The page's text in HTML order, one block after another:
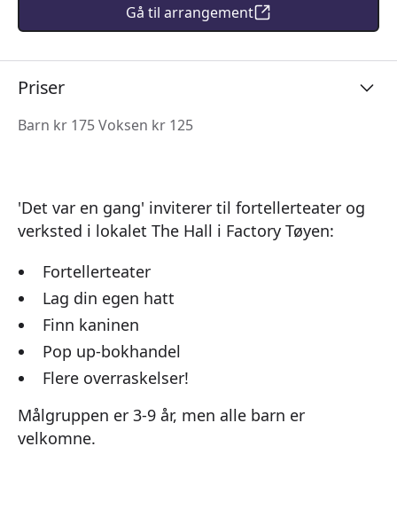
Gå til arrangement
Priser
Barn kr 175 Voksen kr 125
'Det var en gang' inviterer til fortellerteater og
verksted i lokalet The Hall i Factory Tøyen:
Fortellerteater
Lag din egen hatt
Finn kaninen
Pop up-bokhandel
Flere overraskelser!
Målgruppen er 3-9 år, men alle barn er
velkomne.